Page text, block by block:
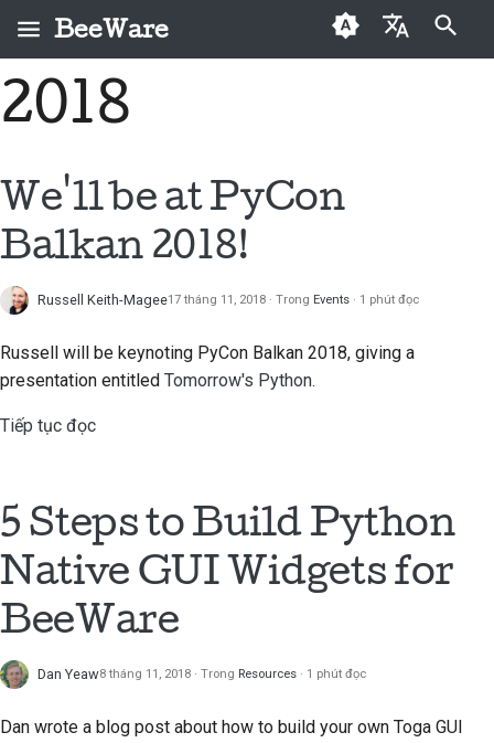
BeeWare
Español
فارسی
한국어
Polski
Initializing search
BeeWare là gì?
Đội Bee
công
Liên hệ
Hướng dẫn xây dựng
thương hiệu
Quy tắc ứng xử của
Quản trị
Có sẵn để thuê
Những người đóng góp
Hướng dẫn đóng góp
mới
Viết tài liệu
Phân loại vấn đề
Xem xét yêu cầu kéo
Đề xuất một tính năng
Sử dụng các công cụ
Thiết lập môi trường
nhánh
Hướng dẫn Sprint
Đồng xu kỷ niệm
Buzz
Events
2018
We'll be at PyCon
Balkan 2018!
Russell Keith-Magee17 tháng 11, 2018 Trong Events 1 phút đọc
Russell will be keynoting PyCon Balkan 2018, giving a
presentation entitled Tomorrow's Python.
Tiếp tục đọc
5 Steps to Build Python
Native GUI Widgets for
BeeWare
Dan Yeaw8 tháng 11, 2018 Trong Resources 1 phút đọc
Dan wrote a blog post about how to build your own Toga GUI